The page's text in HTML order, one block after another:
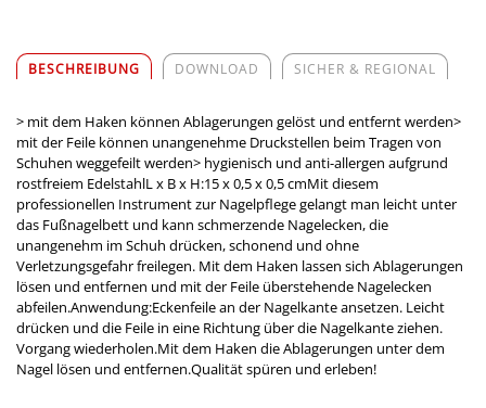
BESCHREIBUNG DOWNLOAD SICHER & REGIONAL
> mit dem Haken können Ablagerungen gelöst und entfernt werden>
mit der Feile können unangenehme Druckstellen beim Tragen von
Schuhen weggefeilt werden> hygienisch und anti-allergen aufgrund
rostfreiem EdelstahlL x B x H:15 x 0,5 x 0,5 cmMit diesem
professionellen Instrument zur Nagelpflege gelangt man leicht unter
das Fußnagelbett und kann schmerzende Nagelecken, die
unangenehm im Schuh drücken, schonend und ohne
Verletzungsgefahr freilegen. Mit dem Haken lassen sich Ablagerungen
lösen und entfernen und mit der Feile überstehende Nagelecken
abfeilen.Anwendung:Eckenfeile an der Nagelkante ansetzen. Leicht
drücken und die Feile in eine Richtung über die Nagelkante ziehen.
Vorgang wiederholen.Mit dem Haken die Ablagerungen unter dem
Nagel lösen und entfernen.Qualität spüren und erleben!